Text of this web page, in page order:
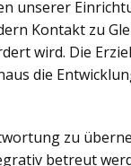
unserer
Kontakt zu
wird. Die
die
zu
betreut